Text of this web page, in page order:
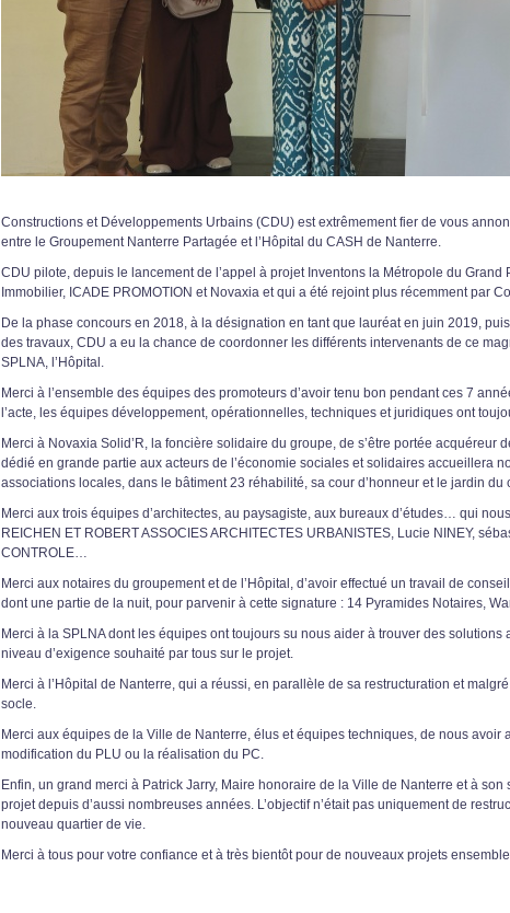
Constructions et Développements Urbains (CDU) est extrêmement fier de vous
entre le Groupement Nanterre Partagée et l’Hôpital du CASH de Nanterre.
CDU pilote, depuis le lancement de l’appel à projet Inventons la Métropole du
Immobilier, ICADE PROMOTION et Novaxia et qui a été rejoint plus récemment par
De la phase concours en 2018, à la désignation en tant que lauréat en juin 2019,
des travaux, CDU a eu la chance de coordonner les différents intervenants de ce
SPLNA, l’Hôpital.
Merci à l’ensemble des équipes des promoteurs d’avoir tenu bon pendant ces 7
l’acte, les équipes développement, opérationnelles, techniques et juridiques ont
Merci à Novaxia Solid’R, la foncière solidaire du groupe, de s’être portée
dédié en grande partie aux acteurs de l’économie sociales et solidaires accueillera
associations locales, dans le bâtiment 23 réhabilité, sa cour d’honneur et le jardin du
Merci aux trois équipes d’architectes, au paysagiste, aux bureaux d’études… qui
REICHEN ET ROBERT ASSOCIES ARCHITECTES URBANISTES, Lucie NINEY,
CONTROLE…
Merci aux notaires du groupement et de l’Hôpital, d’avoir effectué un travail de
dont une partie de la nuit, pour parvenir à cette signature : 14 Pyramides Notaires,
Merci à la SPLNA dont les équipes ont toujours su nous aider à trouver des
niveau d’exigence souhaité par tous sur le projet.
Merci à l’Hôpital de Nanterre, qui a réussi, en parallèle de sa restructuration et
socle.
Merci aux équipes de la Ville de Nanterre, élus et équipes techniques, de nous
modification du PLU ou la réalisation du PC.
Enfin, un grand merci à Patrick Jarry, Maire honoraire de la Ville de Nanterre et à
projet depuis d’aussi nombreuses années. L’objectif n’était pas uniquement de
nouveau quartier de vie.
Merci à tous pour votre confiance et à très bientôt pour de nouveaux projets